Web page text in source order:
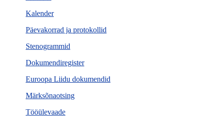
Kalender
Päevakorrad ja protokollid
Stenogrammid
Dokumendiregister
Euroopa Liidu dokumendid
Märksõnaotsing
Tööülevaade